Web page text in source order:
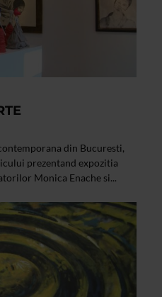
din Bucuresti,
prezentand expozitia
Monica Enache si...